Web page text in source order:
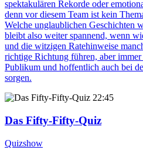
spektakulären Rekorde oder
denn vor diesem Team ist kein
Welche unglaublichen Geschichten
bleibt also weiter spannend, wenn
und die witzigen Ratehinweise
richtige Richtung führen, aber
Publikum und hoffentlich auch bei
sorgen.
22:45
Das Fifty-Fifty-Quiz
Quizshow